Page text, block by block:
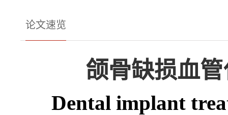
论文速览
颌骨缺损血
Dental implant